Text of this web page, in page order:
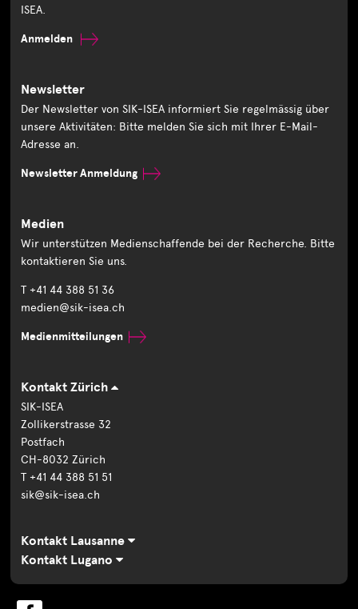
ISEA.
Anmelden
Newsletter
Der Newsletter von SIK-ISEA informiert Sie regelmässig über
unsere Aktivitäten: Bitte melden Sie sich mit Ihrer E-Mail-
Adresse an.
Newsletter Anmeldung
Medien
Wir unterstützen Medienschaffende bei der Recherche. Bitte
kontaktieren Sie uns.
T +41 44 388 51 36
medien@sik-isea.ch
Medienmitteilungen
Kontakt Zürich
SIK-ISEA
Zollikerstrasse 32
Postfach
CH-8032 Zürich
T +41 44 388 51 51
sik@sik-isea.ch
Kontakt Lausanne
Kontakt Lugano